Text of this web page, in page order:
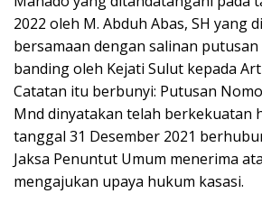
2022 oleh M. Abduh Abas, SH yang
bersamaan dengan salinan
banding oleh Kejati Sulut kepada
Catatan itu berbunyi: Putusan
Mnd dinyatakan telah berkekuatan
tanggal 31 Desember 2021
Jaksa Penuntut Umum menerima
mengajukan upaya hukum kasasi.